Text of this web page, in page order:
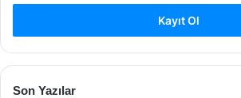
Kayıt Ol
Son Yazılar